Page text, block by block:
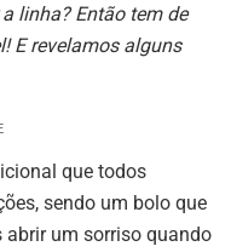
linha? Então tem de
E revelamos alguns
que todos
sendo um bolo que
abrir um sorriso quando